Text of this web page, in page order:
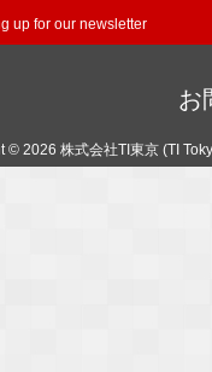
up for our newsletter
お
© 2026 株式会社TI東京 (TI